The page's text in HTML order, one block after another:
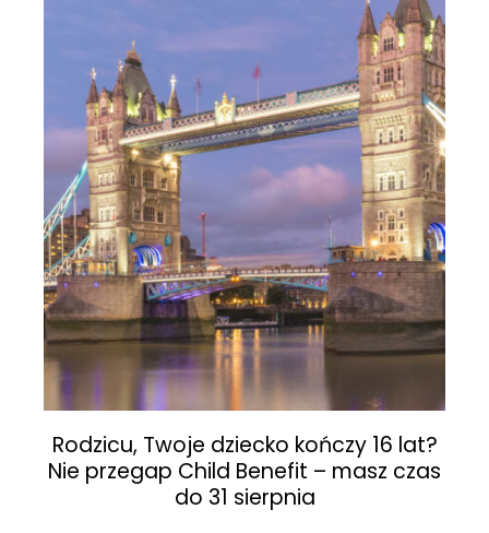
Rodzicu, Twoje dziecko kończy 16 lat?
Nie przegap Child Benefit – masz czas
do 31 sierpnia